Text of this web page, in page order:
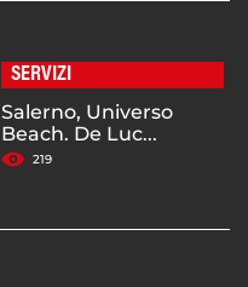
SERVIZI
Salerno, Universo
Beach. De Luc...
219